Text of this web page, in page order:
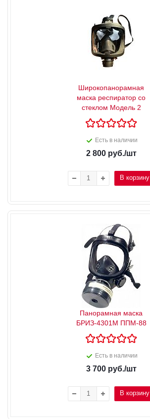
Широкопанорамная
маска респиратор со
стеклом Модель 2
Есть в наличии
2 800руб./шт
В корзину
Панорамная маска
БРИЗ-4301М ППМ-88
Есть в наличии
3 700руб./шт
В корзину